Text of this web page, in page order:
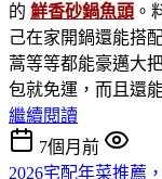
的 鮮香砂鍋魚頭 。
己在家開鍋還能搭
蒿等等都能豪邁大
包就免運，而且還
繼續閱讀
7個月前
2026宅配年菜推薦